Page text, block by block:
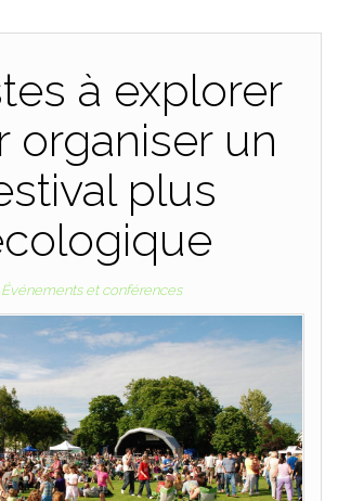
à explorer
organiser un
plus
Événements et conférences